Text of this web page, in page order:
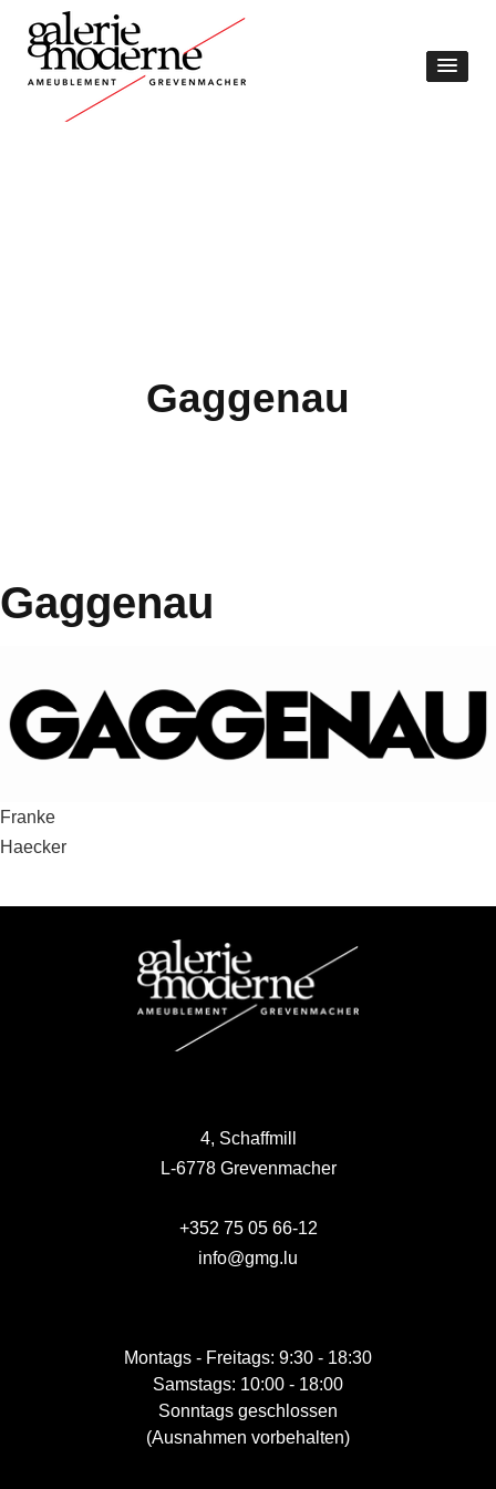
Gaggenau
Gaggenau
Beitragsnavigation
Franke
Haecker
4, Schaffmill
L-6778 Grevenmacher
+352 75 05 66-12
info@gmg.lu
Montags - Freitags: 9:30 - 18:30
Samstags: 10:00 - 18:00
Sonntags geschlossen
(Ausnahmen vorbehalten)